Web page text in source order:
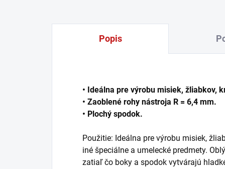
Popis
• Ideálna pre výrobu misiek, žliabkov,
• Zaoblené rohy nástroja R = 6,4 mm.
• Plochý spodok.
Použitie: Ideálna pre výrobu misiek,
iné špeciálne a umelecké predmety.
zatiaľ čo boky a spodok vytvárajú